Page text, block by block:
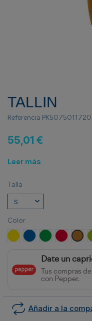
TALLIN
Referencia
55,01 €
Leer más
Talla
Color
AMARILLO/MARINO
ROYAL/MARINO
VERDEROJO/
Date un
Tus compras
con Pepper.
Añadir a la